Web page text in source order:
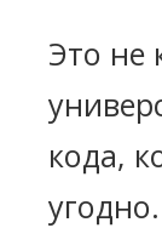
Это не
кода,